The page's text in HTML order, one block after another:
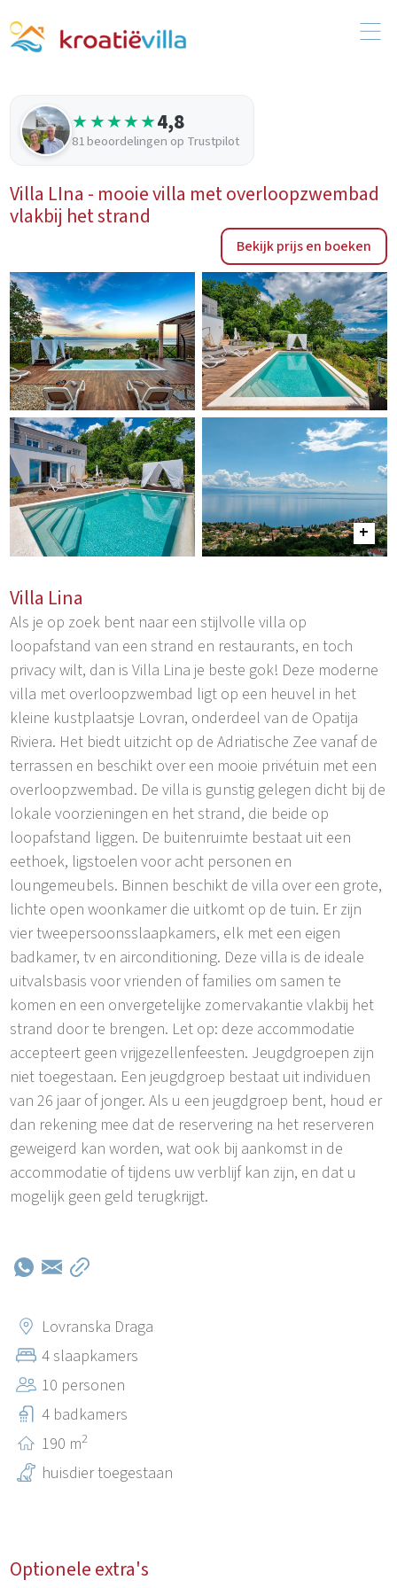
★★★★★4,8
81 beoordelingen op Trustpilot
Villa LIna - mooie villa met overloopzwembad
vlakbij het strand
Bekijk prijs en boeken
Villa Lina
Als je op zoek bent naar een stijlvolle villa op
loopafstand van een strand en restaurants, en toch
privacy wilt, dan is Villa Lina je beste gok! Deze moderne
villa met overloopzwembad ligt op een heuvel in het
kleine kustplaatsje Lovran, onderdeel van de Opatija
Riviera. Het biedt uitzicht op de Adriatische Zee vanaf de
terrassen en beschikt over een mooie privétuin met een
overloopzwembad. De villa is gunstig gelegen dicht bij de
lokale voorzieningen en het strand, die beide op
loopafstand liggen. De buitenruimte bestaat uit een
eethoek, ligstoelen voor acht personen en
loungemeubels. Binnen beschikt de villa over een grote,
lichte open woonkamer die uitkomt op de tuin. Er zijn
vier tweepersoonsslaapkamers, elk met een eigen
badkamer, tv en airconditioning. Deze villa is de ideale
uitvalsbasis voor vrienden of families om samen te
komen en een onvergetelijke zomervakantie vlakbij het
strand door te brengen. Let op: deze accommodatie
accepteert geen vrijgezellenfeesten. Jeugdgroepen zijn
niet toegestaan. Een jeugdgroep bestaat uit individuen
van 26 jaar of jonger. Als u een jeugdgroep bent, houd er
dan rekening mee dat de reservering na het reserveren
geweigerd kan worden, wat ook bij aankomst in de
accommodatie of tijdens uw verblijf kan zijn, en dat u
mogelijk geen geld terugkrijgt.
Lovranska Draga
4 slaapkamers
10 personen
4 badkamers
190 m2
huisdier toegestaan
Optionele extra's